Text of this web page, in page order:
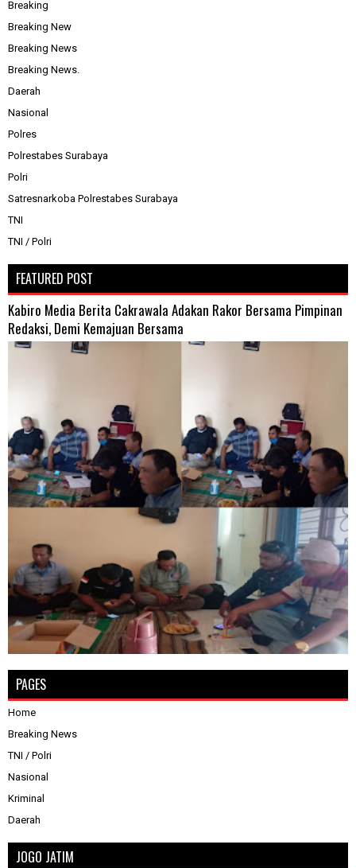
Breaking
Breaking New
Breaking News
Breaking News.
Daerah
Nasional
Polres
Polrestabes Surabaya
Polri
Satresnarkoba Polrestabes Surabaya
TNI
TNI / Polri
FEATURED POST
Kabiro Media Berita Cakrawala Adakan Rakor Bersama Pimpinan
Redaksi, Demi Kemajuan Bersama
PAGES
Home
Breaking News
TNI / Polri
Nasional
Kriminal
Daerah
JOGO JATIM